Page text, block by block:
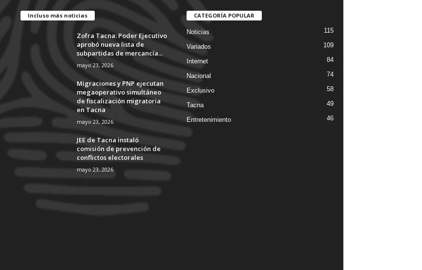
Incluso más noticias
Zofra Tacna: Poder Ejecutivo
aprobó nueva lista de
subpartidas de mercancía...
mayo 23, 2026
Migraciones y PNP ejecutan
megaoperativo simultáneo
de fiscalización migratoria
en Tacna
mayo 23, 2026
JEE de Tacna instaló
comisión de prevención de
conflictos electorales
mayo 23, 2026
CATEGORÍA POPULAR
Noticias 115
Variados 109
Internet 84
Nacional 74
Exclusivo 58
Tacna 49
Entretenimiento 46